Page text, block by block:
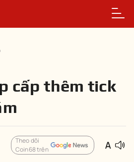
cấp thêm tick
Theo dõi
Coin68 trên